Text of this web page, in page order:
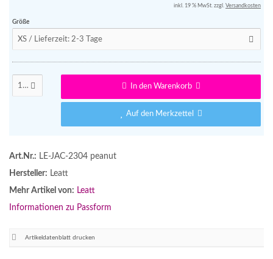
inkl. 19 % MwSt. zzgl. Versandkosten
Größe
XS / Lieferzeit: 2-3 Tage
1 In den Warenkorb
Auf den Merkzettel
Art.Nr.: LE-JAC-2304 peanut
Hersteller: Leatt
Mehr Artikel von: Leatt
Informationen zu Passform
Artikeldatenblatt drucken